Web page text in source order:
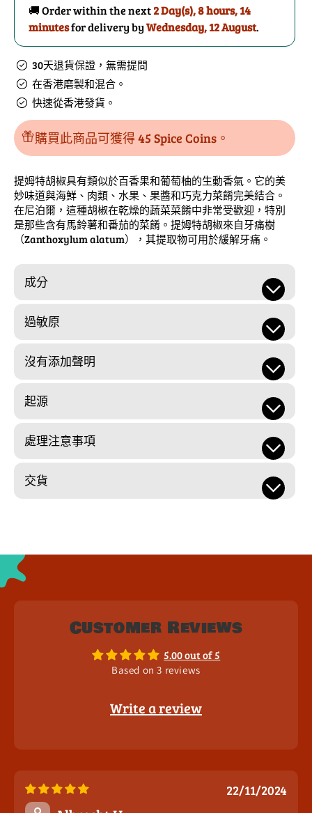
椒
粒
的
數
量
椒
粒
數
🚚 Order within the next2 Day(s),8 hours, 14
minutesfor delivery byWednesday, 12 August.
30天退貨保證，無需提問
在香港磨製和混合。
快速從香港發貨。
購買此商品可獲得 45 Spice Coins。
提姆特胡椒具有類似於百香果和葡萄柚的生動香氣。它的美
妙味道與海鮮、肉類、水果、果醬和巧克力菜餚完美結合。
在尼泊爾，這種胡椒在乾燥的蔬菜菜餚中非常受歡迎，特別
是那些含有馬鈴薯和番茄的菜餚。提姆特胡椒來自牙痛樹
（Zanthoxylum alatum），其提取物可用於緩解牙痛。
成分
過敏原
沒有添加聲明
起源
處理注意事項
交貨
Customer Reviews
5.00 out of 5
Based on 3 reviews
Write a review
22/11/2024